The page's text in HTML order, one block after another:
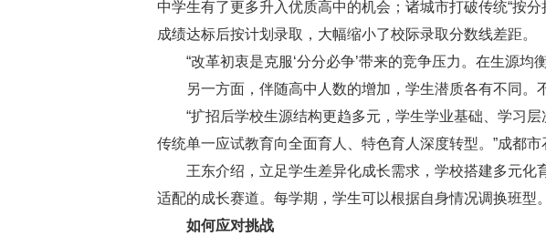
中学生有了更多升入优质高中的机会；诸城市打破传统“按
成绩达标后按计划录取，大幅缩小了校际录取分数线差距。
“改革初衷是克服‘分分必争’带来的竞争压力。在生源
另一方面，伴随高中人数的增加，学生潜质各有不同。
“扩招后学校生源结构更趋多元，学生学业基础、学习
传统单一应试教育向全面育人、特色育人深度转型。”成都市
王东介绍，立足学生差异化成长需求，学校搭建多元
适配的成长赛道。每学期，学生可以根据自身情况调换班型。
如何应对挑战